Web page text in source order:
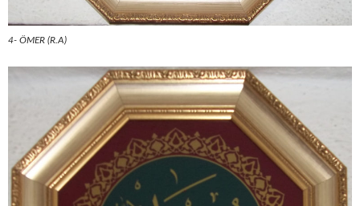
4- ÖMER (R.A)